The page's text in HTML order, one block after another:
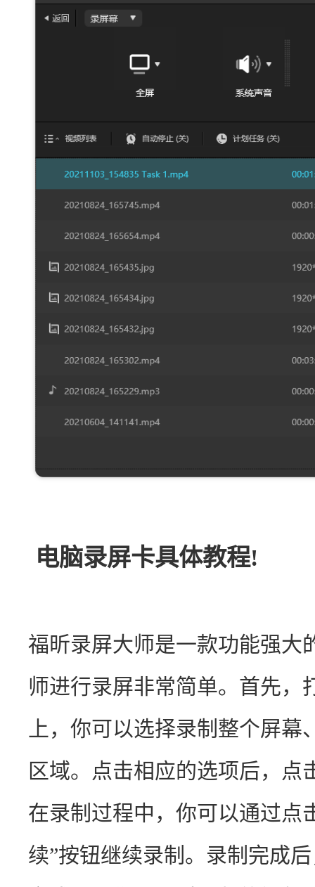
电脑录屏卡具体教程!
福昕录屏大师是一款功能强大
师进行录屏非常简单。首先，
上，你可以选择录制整个屏
区域。点击相应的选项后，点
在录制过程中，你可以通过点
续”按钮继续录制。录制完成